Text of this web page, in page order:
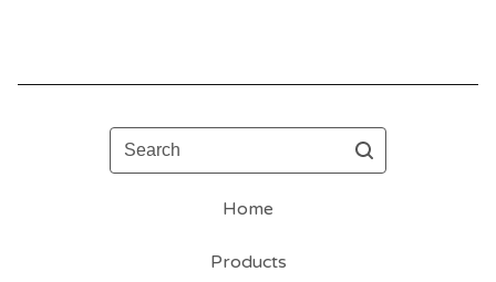
Search
Home
Products